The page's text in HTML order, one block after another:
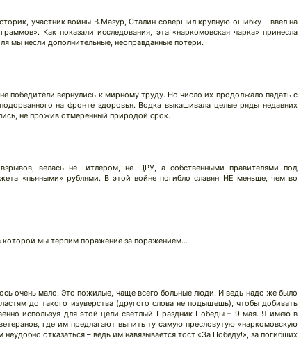
участник войны В.Мазур, Сталин совершил крупную ошибку – ввел на
Как показали исследования, эта «наркомовская чарка» принесла
мы несли дополнительные, неоправданные потери.
победители вернулись к мирному труду. Но число их продолжало падать с
на фронте здоровья. Водка выкашивала целые ряды недавних
не прожив отмеренный природой срок.
велась не Гитлером, не ЦРУ, а собственными правителями под
«пьяными» рублями. В этой войне погибло славян НЕ меньше, чем во
которой мы терпим поражение за поражением…
очень мало. Это пожилые, чаще всего больные люди. И ведь надо же было
до такого изуверства (другого слова не подыщешь), чтобы добивать
используя для этой цели светлый Праздник Победы – 9 мая. Я имею в
где им предлагают выпить ту самую пресловутую «наркомовскую
отказаться – ведь им навязывается тост «За Победу!», за погибших